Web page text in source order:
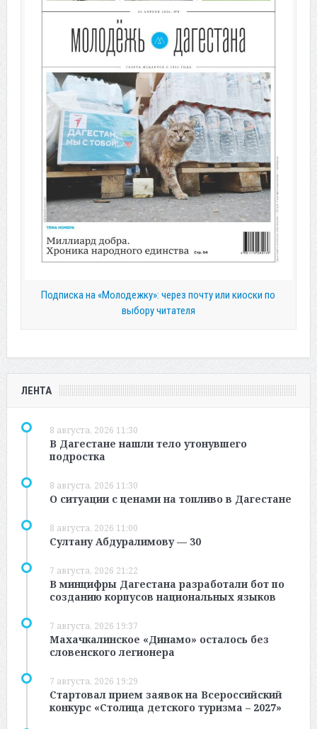
Подписка на «Молодежку»: через почту или киоски по
выбору читателя
ЛЕНТА
8 августа, 2026 11:30
В Дагестане нашли тело утонувшего
подростка
8 августа, 2026 11:30
О ситуации с ценами на топливо в Дагестане
8 августа, 2026 11:00
Султану Абдуралимову — 30
7 августа, 2026 21:22
В минцифры Дагестана разработали бот по
созданию корпусов национальных языков
7 августа, 2026 19:37
Махачкалинское «Динамо» осталось без
словенского легионера
7 августа, 2026 19:29
Стартовал прием заявок на Всероссийский
конкурс «Столица детского туризма – 2027»